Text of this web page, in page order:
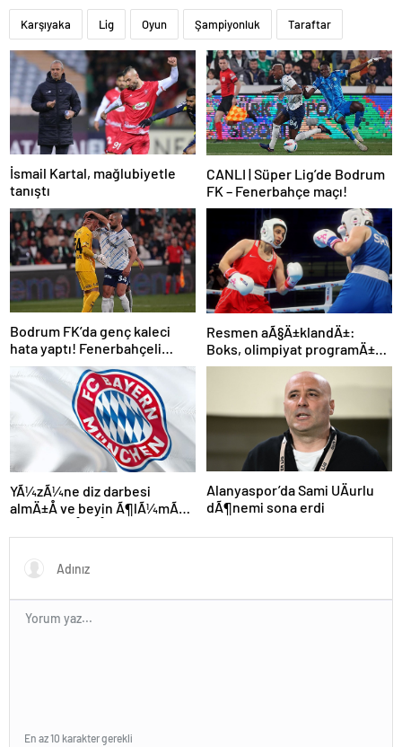
Karşıyaka Lig Oyun Şampiyonluk Taraftar
İsmail Kartal, mağlubiyetle
tanıştı
CANLI | Süper Lig’de Bodrum
FK – Fenerbahçe maçı!
Bodrum FK’da genç kaleci
hata yaptı! Fenerbahçeli
futbolcular teselli etti
Resmen aÃ§Ä±klandÄ±:
Boks, olimpiyat programÄ±na
dahil edildi
YÃ¼zÃ¼ne diz darbesi
almÄ±Å ve beyin Ã¶lÃ¼mÃ¼
MÃ¼nih DÃ¼nya
KarmasÄ±’nÄ±n genÃ§
futbolcusu hayatÄ±nÄ±
Alanyaspor’da Sami UÄurlu
dÃ¶nemi sona erdi
En az 10 karakter gerekli